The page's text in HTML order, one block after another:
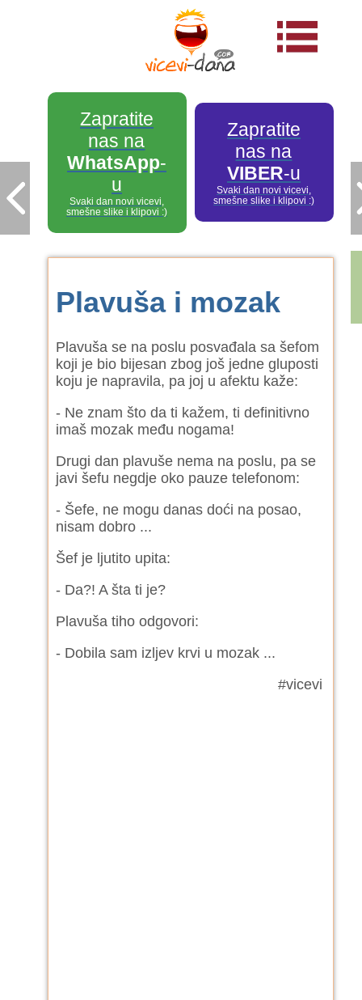
Zapratite
nas na
WhatsApp-
u
Svaki dan novi vicevi,
smešne slike i klipovi :)
Zapratite
nas na
VIBER-u
Svaki dan novi vicevi,
smešne slike i klipovi :)
Plavuša i mozak
Plavuša se na poslu posvađala sa šefom
koji je bio bijesan zbog još jedne gluposti
koju je napravila, pa joj u afektu kaže:
- Ne znam što da ti kažem, ti definitivno
imaš mozak među nogama!
Drugi dan plavuše nema na poslu, pa se
javi šefu negdje oko pauze telefonom:
- Šefe, ne mogu danas doći na posao,
nisam dobro ...
Šef je ljutito upita:
- Da?! A šta ti je?
Plavuša tiho odgovori:
- Dobila sam izljev krvi u mozak ...
#vicevi